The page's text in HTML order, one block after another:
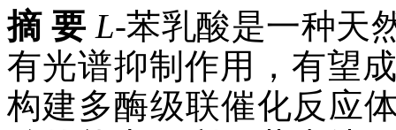
摘 要 L-苯乳酸是一种天
有光谱抑制作用，有望
构建多酶级联催化反应